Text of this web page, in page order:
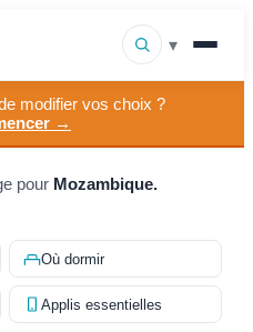
▾
modifier vos choix ?
→
pour Mozambique.
Où dormir
Applis essentielles